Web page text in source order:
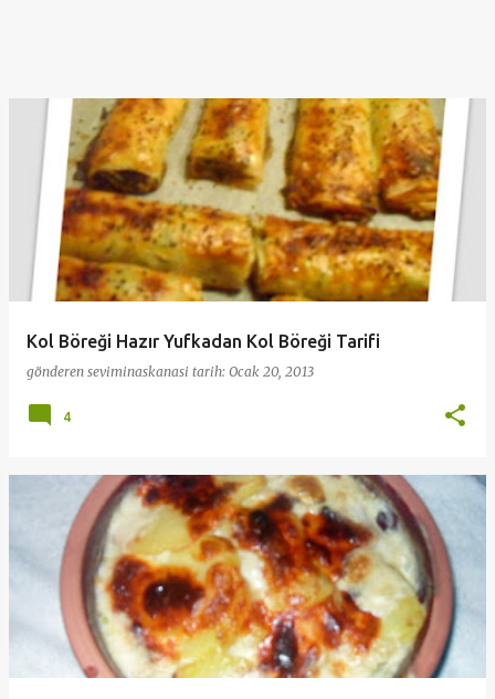
Kol Böreği Hazır Yufkadan Kol Böreği Tarifi
gönderen seviminaskanasi tarih: Ocak 20, 2013
4